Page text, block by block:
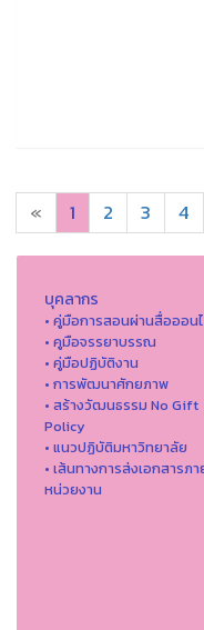
« 1 2 3 4
บุคลากร
• คู่มือการสอนผ่านสื่อออน
• คูมือจรรยาบรรณ
• คู่มือปฏิบัติงาน
• การพัฒนาศักยภาพ
• สร้างวัฒนธรรม No Gift
Policy
• แนวปฏิบัติมหาวิทยาลัย
• เส้นทางการส่งเอกสารภา
หน่วยงาน